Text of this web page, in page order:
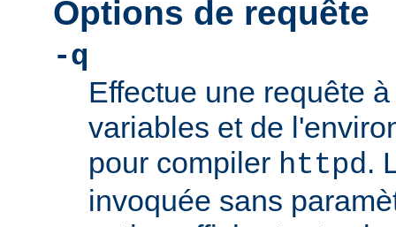
Options de requête
-q
Effectue une requête
variables et de
pour compiler httpd.
invoquée sans